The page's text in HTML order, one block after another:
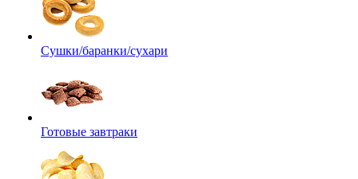
Сушки/баранки/сухари
Готовые завтраки